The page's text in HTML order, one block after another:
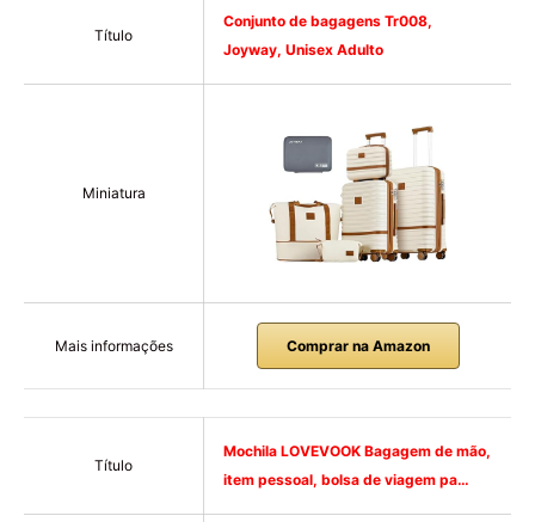
Título
Conjunto de bagagens Tr008,
Joyway, Unisex Adulto
Miniatura
Mais informações Comprar na Amazon
Título
Mochila LOVEVOOK Bagagem de mão,
item pessoal, bolsa de viagem pa…